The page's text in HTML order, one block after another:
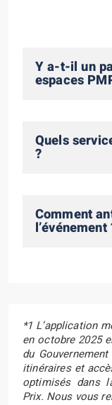
Y a-t-il un
espaces
Quels
?
Comment
l’événement
*1 L’application
en octobre 2025
du
itinéraires et
optimisés dans
Prix. Nous vous